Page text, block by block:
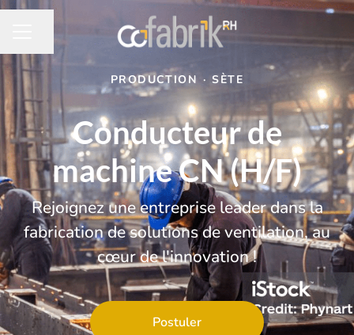
MENU CARRIÈRE
Partager la page
PRODUCTION · SÈTE
Conducteur de
machine CN (H/F)
Rejoignez une entreprise leader dans la
fabrication de solutions de ventilation, au
cœur de l'innovation !
Postuler